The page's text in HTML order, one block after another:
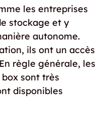
les entreprises
stockage et y
autonome.
ils ont un accès
règle générale, les
sont très
disponibles